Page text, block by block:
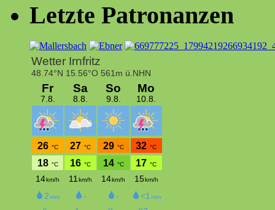
Letzte Patronanzen